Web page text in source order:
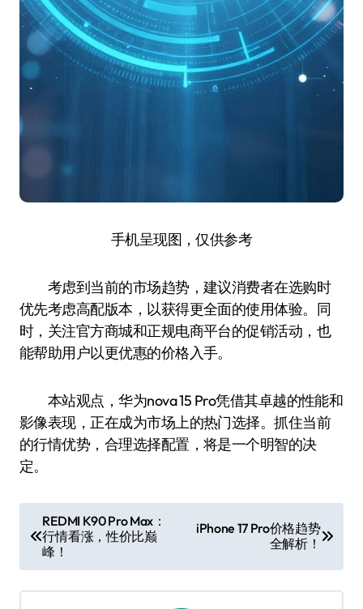
手机呈现图，仅供参考
考虑到当前的市场趋势，建议消费者在选购时
优先考虑高配版本，以获得更全面的使用体验。同
时，关注官方商城和正规电商平台的促销活动，也
能帮助用户以更优惠的价格入手。
本站观点，华为nova 15 Pro凭借其卓越的性能和
影像表现，正在成为市场上的热门选择。抓住当前
的行情优势，合理选择配置，将是一个明智的决
定。
章
导
航
REDMI K90 Pro Max：
行情看涨，性价比巅
峰！
iPhone 17 Pro价格趋势
全解析！